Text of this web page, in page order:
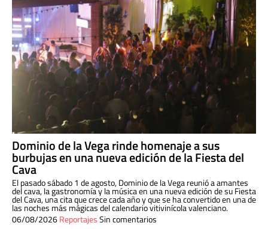
Dominio de la Vega rinde homenaje a sus
burbujas en una nueva edición de la Fiesta del
Cava
El pasado sábado 1 de agosto, Dominio de la Vega reunió a amantes
del cava, la gastronomía y la música en una nueva edición de su Fiesta
del Cava, una cita que crece cada año y que se ha convertido en una de
las noches más mágicas del calendario vitivinícola valenciano.
06/08/2026ReportajesSin comentarios